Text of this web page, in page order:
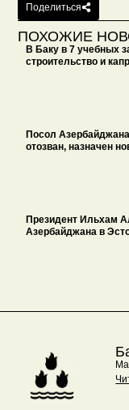
Поделиться
ПОХОЖИЕ
В Баку в 7 учебных
строительство и
Посол
отозван, назначен
Президент Ильхам
Азербайджана в